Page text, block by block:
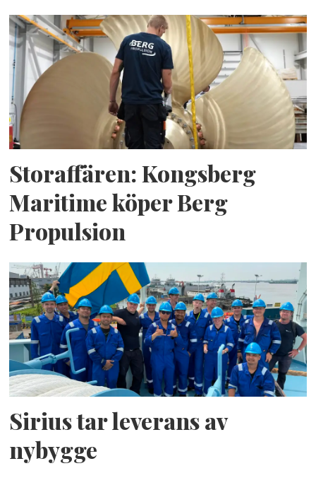
Storaffären: Kongsberg
Maritime köper Berg
Propulsion
Sirius tar leverans av
nybygge